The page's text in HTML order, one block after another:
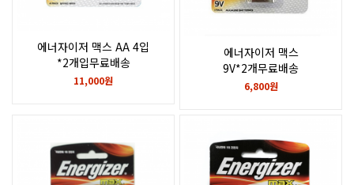
에너자이저 맥스 AA 4입
*2개입무료배송
11,000원
에너자이저 맥스
9V*2개무료배송
6,800원